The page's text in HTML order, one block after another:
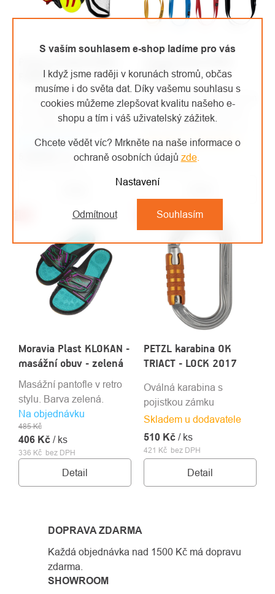
S vaším souhlasem e-shop ladíme pro vás
I když jsme raději v korunách stromů, občas
musíme i do světa dat. Díky vašemu souhlasu s
cookies můžeme zlepšovat kvalitu našeho e-
shopu a tím i váš uživatelský zážitek.
Chcete vědět víc? Mrkněte na naše informace o
ochraně osobních údajů zde.
Nastavení
Odmítnout Souhlasím
FOREST
Na objednávku
/ ks
Lehká, pohodlná přilba se
sluchátky a štítem, která
lese a práce s motorovou
SLING
Skladem u dodavatele
144 Kč / ks
Šitá smyčka / šířka 20 mm
/ délka 60, 80, 120, 150
566 • EN 795B
Moravia Plast KLOKAN -
masážní obuv - zelená
Na objednávku
336 Kč bez DPH
485 Kč
406 Kč / ks
Detail
Masážní pantofle v retro
stylu. Barva zelená.
Doporučujeme
PETZL karabina OK
TRIACT - LOCK 2017
Skladem u dodavatele
421 Kč bez DPH
510 Kč / ks
Detail
Oválná karabina s
pojistkou zámku
DOPRAVA ZDARMA
Každá objednávka nad 1500 Kč má dopravu
zdarma.
SHOWROOM